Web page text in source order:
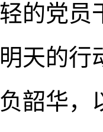
的党员
天的行
韶华，